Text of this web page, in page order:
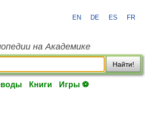
EN DE ES FR
на Академике
Найти!
Книги Игры ⚽